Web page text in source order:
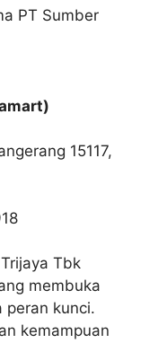
PT Sumber
15117,
Tbk
membuka
peran kunci.
kemampuan